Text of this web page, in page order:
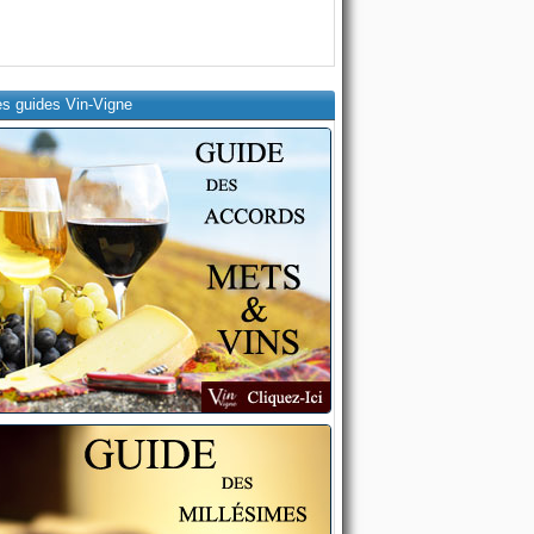
guides Vin-Vigne